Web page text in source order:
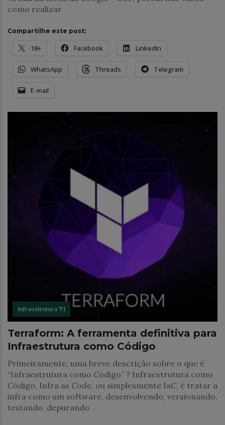
como realizar
Compartilhe este post:
18+ Facebook LinkedIn
WhatsApp Threads Telegram
E-mail
Infraestrutura TI
Terraform: A ferramenta definitiva para
Infraestrutura como Código
Primeiramente, uma breve descrição sobre o que é
“Infraestrutura como Código” ? Infraestrutura como
Código, Infra as Code, ou simplesmente IaC, é tratar a
infra como um software, desenvolvendo, versionando,
testando, depurando